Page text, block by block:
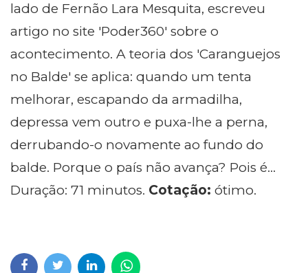
lado de Fernão Lara Mesquita, escreveu
artigo no site 'Poder360' sobre o
acontecimento. A teoria dos 'Caranguejos
no Balde' se aplica: quando um tenta
melhorar, escapando da armadilha,
depressa vem outro e puxa-lhe a perna,
derrubando-o novamente ao fundo do
balde. Porque o país não avança? Pois é...
Duração: 71 minutos. Cotação: ótimo.